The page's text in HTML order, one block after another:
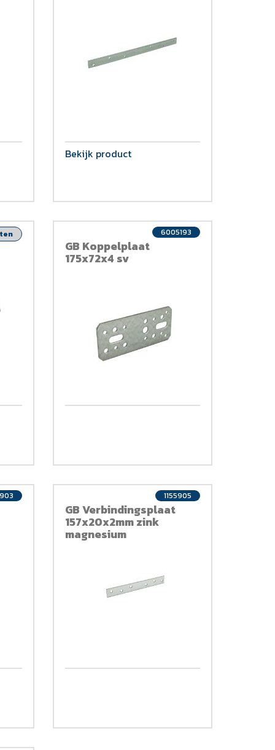
Bekijk product
GB Koppelplaat
175x72x4 sv
6005193
GB Verbindingsplaat
157x20x2mm zink
magnesium
1155905